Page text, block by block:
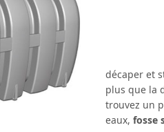
décaper et
plus que la
trouvez un
eaux, fosse